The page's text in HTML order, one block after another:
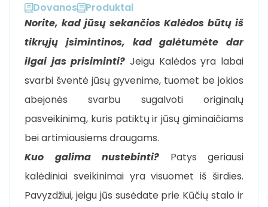
Dovanos
Produktai
Norite, kad jūsų sekančios Kalėdos būtų iš
tikrųjų įsimintinos, kad galėtumėte dar
ilgai jas prisiminti? Jeigu Kalėdos yra labai
svarbi šventė jūsų gyvenime, tuomet be jokios
abejonės svarbu sugalvoti originalų
pasveikinimą, kuris patiktų ir jūsų giminaičiams
bei artimiausiems draugams.
Kuo galima nustebinti? Patys geriausi
kalėdiniai sveikinimaiyra visuomet iš širdies.
Pavyzdžiui, jeigu jūs susėdate prie Kūčių stalo ir